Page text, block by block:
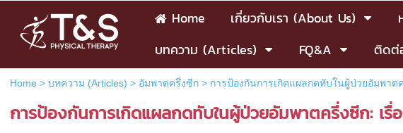
Home เกี่ยวกับเรา (About Us)
บทความ (Articles)
FQ&A ติดต่
Home > บทความ (Articles) > อัมพาตครึ่งซีก> การป้องกันการเกิดแผลกดทับในผู้ป่วยอัมพา
การป้องกันการเกิดแผลกดทับในผู้ป่วยอัมพาตครึ่งซีก: เ